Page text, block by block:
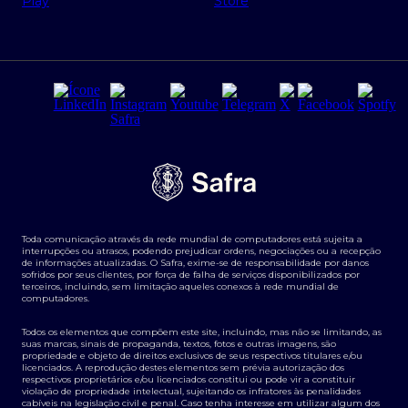
Regras e Parâmetros de Atuação Banco Safra
Segurança da Informação
Tarifas e serviços Pessoa Física
Transparência de remuneração
Termos e Condições para Portabilidade de Investimento
Derivativos
Agronegócios
Toda comunicação através da rede mundial de computadores está sujeita a
interrupções ou atrasos, podendo prejudicar ordens, negociações ou a recepção
de informações atualizadas. O Safra, exime-se de responsabilidade por danos
sofridos por seus clientes, por força de falha de serviços disponibilizados por
terceiros, incluindo, sem limitação aqueles conexos à rede mundial de
computadores.
Todos os elementos que compõem este site, incluindo, mas não se limitando, as
suas marcas, sinais de propaganda, textos, fotos e outras imagens, são
propriedade e objeto de direitos exclusivos de seus respectivos titulares e/ou
licenciados. A reprodução destes elementos sem prévia autorização dos
respectivos proprietários e/ou licenciados constitui ou pode vir a constituir
violação de propriedade intelectual, sujeitando os infratores às penalidades
cabíveis na legislação civil e penal. Caso tenha interesse em utilizar algum dos